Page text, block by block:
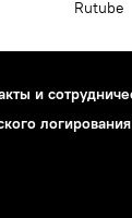
Rutube
и
логирования